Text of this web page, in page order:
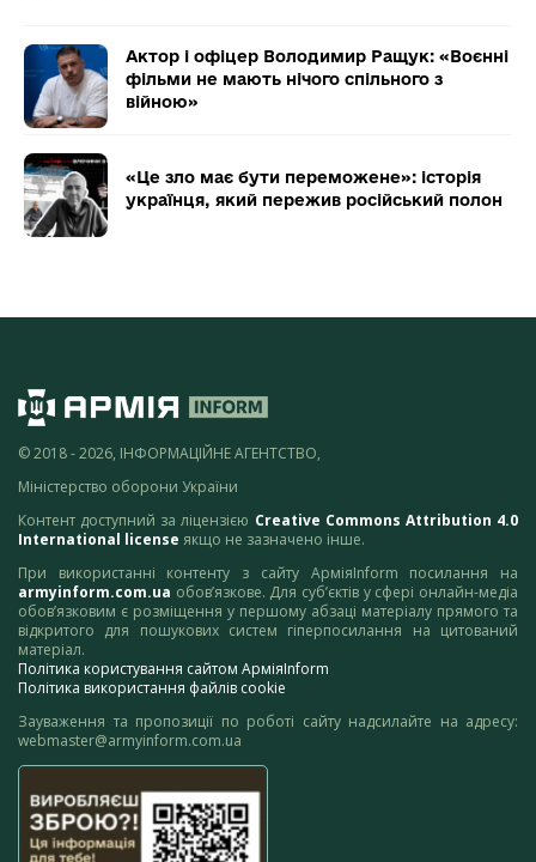
Актор і офіцер Володимир Ращук: «Воєнні
фільми не мають нічого спільного з
війною»
«Це зло має бути переможене»: історія
українця, який пережив російський полон
© 2018 - 2026, ІНФОРМАЦІЙНЕ АГЕНТСТВО,
Міністерство оборони України
Контент доступний за ліцензією Creative Commons Attribution 4.0
International license якщо не зазначено інше.
При використанні контенту з сайту АрміяInform посилання на
armyinform.com.ua обов’язкове. Для суб’єктів у сфері онлайн-медіа
обов’язковим є розміщення у першому абзаці матеріалу прямого та
відкритого для пошукових систем гіперпосилання на цитований
матеріал.
Політика користування сайтом АрміяInform
Політика використання файлів cookie
Зауваження та пропозиції по роботі сайту надсилайте на адресу:
webmaster@armyinform.com.ua